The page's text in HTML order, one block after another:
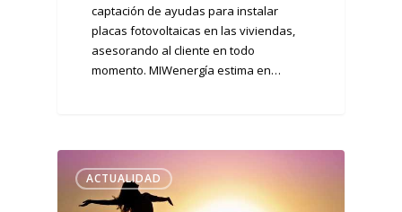
captación de ayudas para instalar
placas fotovoltaicas en las viviendas,
asesorando al cliente en todo
momento. MIWenergía estima en…
ACTUALIDAD